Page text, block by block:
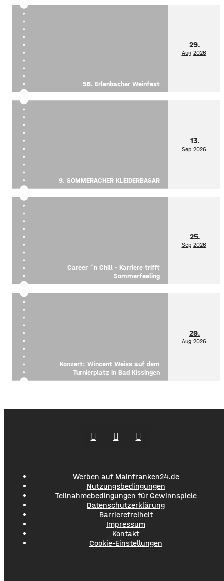
56. Erlenbacher Weinfest
29.
Aug 2026
9. SOMMERACHER KLEIDERBASAR
13.
Sep 2026
Career ´n Chill - Karriere trifft
Sommerfeeling
25.
Sep 2026
Konzert: Wincent Weiss auf dem
Turnierplatz in Bad Kissingen
29.
Aug 2026
Werben auf Mainfranken24.de
Nutzungsbedingungen
Teilnahmebedingungen für Gewinnspiele
Datenschutzerklärung
Barrierefreiheit
Impressum
Kontakt
Cookie-Einstellungen